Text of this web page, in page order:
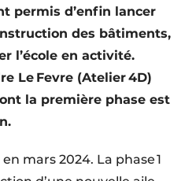
et égouttage
permis d’enfin lancer
des bâtiments,
l’école en activité.
Le Fevre (Atelier 4D)
la première phase est
mars 2024. La phase 1